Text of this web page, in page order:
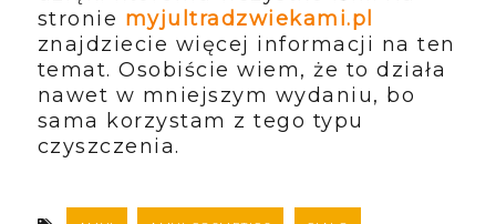
stronie myjultradzwiekami.pl
znajdziecie więcej informacji na ten
temat. Osobiście wiem, że to działa
nawet w mniejszym wydaniu, bo
sama korzystam z tego typu
czyszczenia.